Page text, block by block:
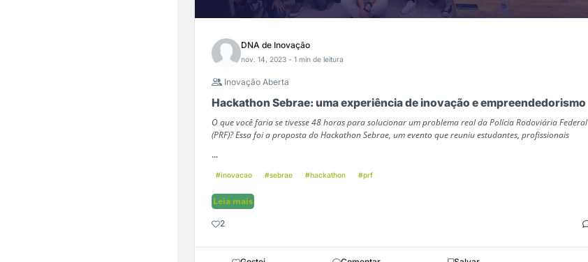
DNA de Inovação
nov. 14, 2023 - 1 min de leitura
Inovação Aberta
Hackathon Sebrae: uma experiência de inovação e empreendedorismo
O que você faria se tivesse 48 horas para solucionar um problema real da Polícia Rodoviária Federal
(PRF)? Essa foi a proposta do Hackathon Sebrae, um evento que reuniu estudantes, profissionais
...
#inovacao #sebrae #hackathon #prf
Leia mais
2